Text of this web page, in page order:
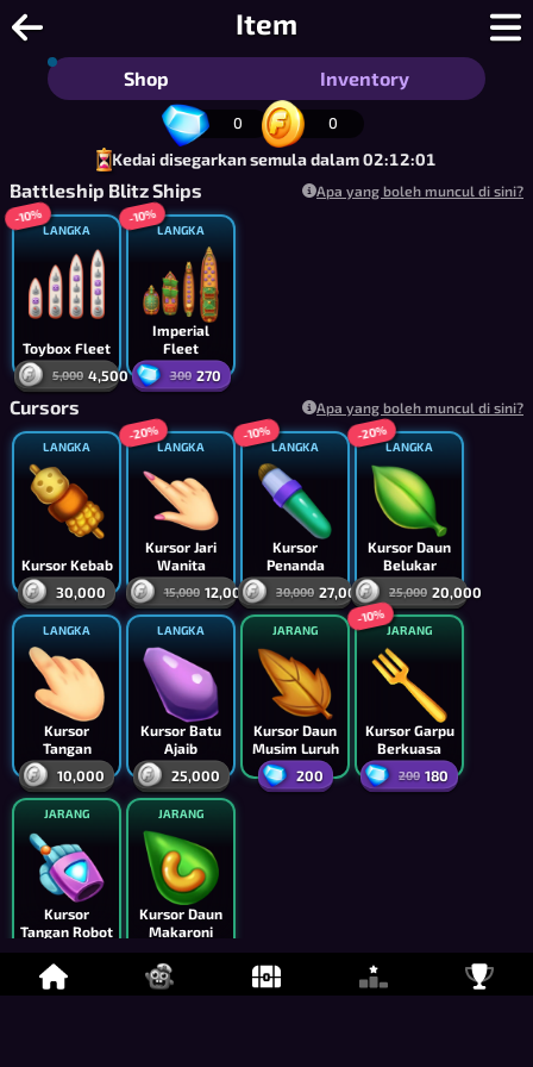
Item
Battleblobs - Permainan Tentera
Shop Inventory
0 0
Kedai disegarkan semula dalam 02:12:01
Battleship Blitz Ships Apa yang boleh muncul di sini?
LANGKA
Toybox Fleet
5,000 4,500
-10%
LANGKA
Imperial
Fleet
300 270
-10%
Cursors Apa yang boleh muncul di sini?
LANGKA
Kursor Kebab
30,000
LANGKA
Kursor Jari
Wanita
15,000 12,000
-20%
LANGKA
Kursor
Penanda
30,000 27,000
-10%
LANGKA
Kursor Daun
Belukar
25,000 20,000
-20%
LANGKA
Kursor
Tangan
10,000
LANGKA
Kursor Batu
Ajaib
25,000
JARANG
Kursor Daun
Musim Luruh
200
JARANG
Kursor Garpu
Berkuasa
200 180
-10%
JARANG
Kursor
Tangan Robot
200
JARANG
Kursor Daun
Makaroni
200
Frames Apa yang boleh muncul di sini?